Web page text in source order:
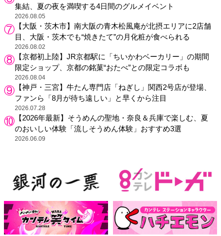
集結、夏の夜を満喫する4日間のグルメイベント
2026.08.05
【大阪・茨木市】南大阪の青木松風庵が北摂エリアに2店舗
目、大阪・茨木でも“焼きたて”の月化粧が食べられる
2026.08.02
【京都初上陸】JR京都駅に「ちいかわベーカリー」の期間
限定ショップ、京都の銘菓“おたべ”との限定コラボも
2026.08.04
【神戸・三宮】牛たん専門店「ねぎし」関西2号店が登場、
ファンら「8月が待ち遠しい」と早くから注目
2026.07.28
【2026年最新】そうめんの聖地・奈良＆兵庫で楽しむ、夏
のおいしい体験「流しそうめん体験」おすすめ3選
2026.06.09